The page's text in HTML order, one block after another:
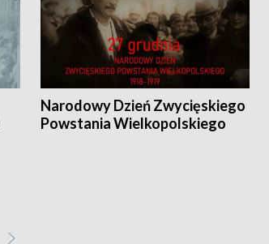
Narodowy Dzień Zwycięskiego
Powstania Wielkopolskiego